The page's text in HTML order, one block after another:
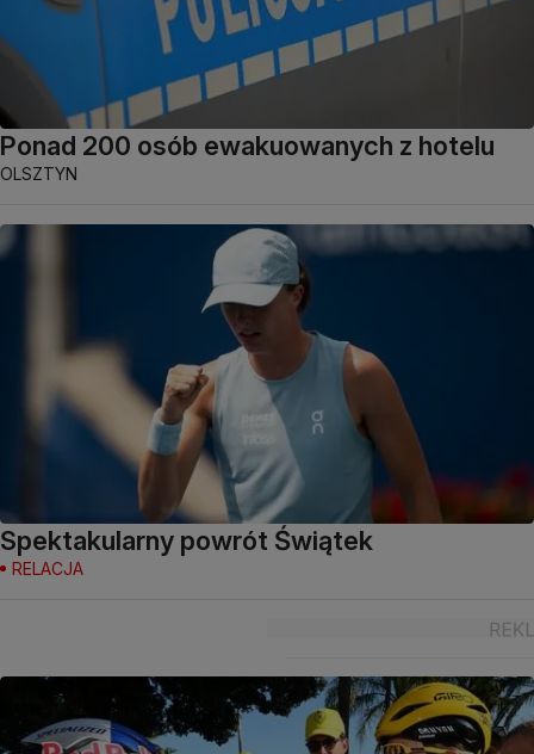
Ponad 200 osób ewakuowanych z hotelu
OLSZTYN
Spektakularny powrót Świątek
RELACJA